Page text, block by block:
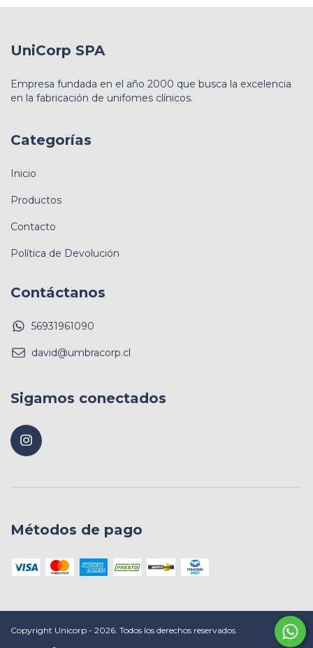
UniCorp SPA
Empresa fundada en el año 2000 que busca la excelencia
en la fabricación de unifomes clínicos.
Categorías
Inicio
Productos
Contacto
Política de Devolución
Contáctanos
56931961090
david@umbracorp.cl
Sigamos conectados
Métodos de pago
Copyright Unicorp - 2026. Todos los derechos reservados.